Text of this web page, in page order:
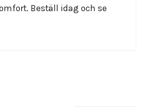
Beställ idag och se